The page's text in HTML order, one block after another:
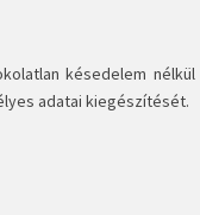
késedelem
adatai kiegészítését.